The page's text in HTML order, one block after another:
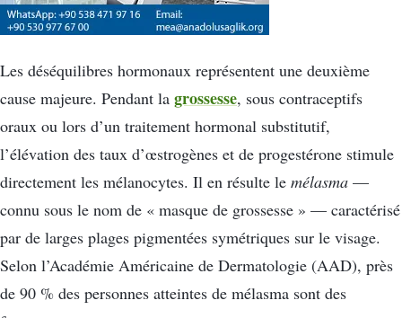
Les déséquilibres hormonaux représentent une deuxième
cause majeure. Pendant la grossesse, sous contraceptifs
oraux ou lors d’un traitement hormonal substitutif,
l’élévation des taux d’œstrogènes et de progestérone stimule
directement les mélanocytes. Il en résulte le mélasma —
connu sous le nom de « masque de grossesse » — caractérisé
par de larges plages pigmentées symétriques sur le visage.
Selon l’Académie Américaine de Dermatologie (AAD), près
de 90 % des personnes atteintes de mélasma sont des